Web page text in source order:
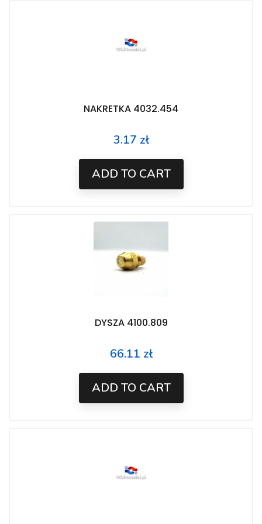
NAKRETKA 4032.454
Price
3.17 zł
ADD TO CART
DYSZA 4100.809
Price
66.11 zł
ADD TO CART